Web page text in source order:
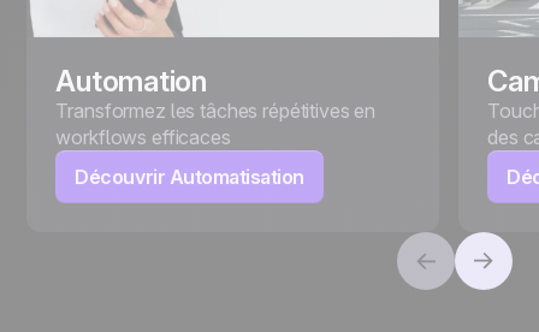
Automation
Transformez les tâches répétitives en
workflows efficaces
Découvrir Automatisation
des